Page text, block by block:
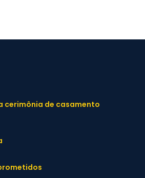
cerimônia de casamento